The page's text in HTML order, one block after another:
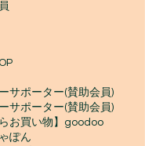
サポーター(賛助会員)
サポーター(賛助会員)
お買い物】goodoo
ぽん